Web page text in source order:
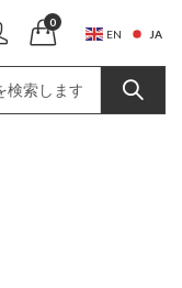
0
EN
JA